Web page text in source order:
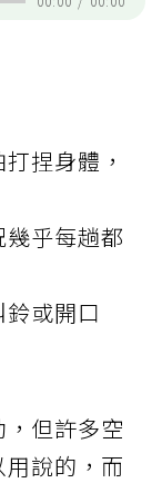
捏身體，
乎每趟都
或開口
但許多空
說的，而